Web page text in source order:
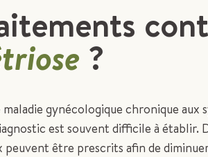
?
gynécologique chronique aux
est souvent difficile à établir.
être prescrits afin de